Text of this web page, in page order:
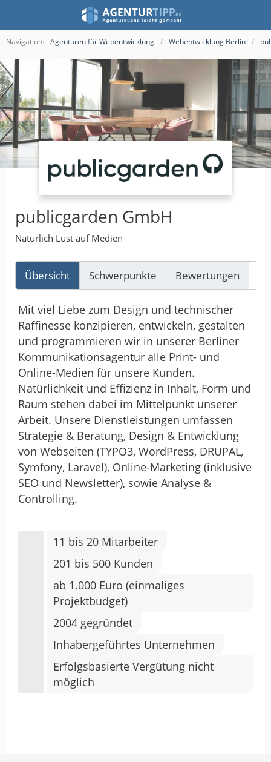
Navigation: Agenturen für Webentwicklung Webentwicklung Berlin
publicgarden GmbH
Natürlich Lust auf Medien
Übersicht Schwerpunkte Bewertungen
Mit viel Liebe zum Design und technischer
Raffinesse konzipieren, entwickeln, gestalten
und programmieren wir in unserer Berliner
Kommunikationsagentur alle Print- und
Online-Medien für unsere Kunden.
Natürlichkeit und Effizienz in Inhalt, Form und
Raum stehen dabei im Mittelpunkt unserer
Arbeit. Unsere Dienstleistungen umfassen
Strategie & Beratung, Design & Entwicklung
von Webseiten (TYPO3, WordPress, DRUPAL,
Symfony, Laravel), Online-Marketing (inklusive
SEO und Newsletter), sowie Analyse &
Controlling.
11 bis 20 Mitarbeiter
201 bis 500 Kunden
ab 1.000 Euro (einmaliges
Projektbudget)
2004 gegründet
Inhabergeführtes Unternehmen
Erfolgsbasierte Vergütung nicht
möglich